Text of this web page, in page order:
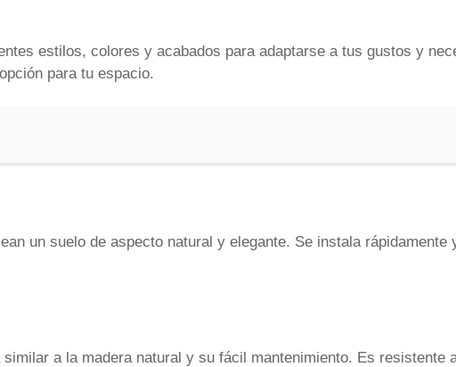
estilos, colores y acabados para adaptarse a tus gustos y
para tu espacio.
un suelo de aspecto natural y elegante. Se instala rápidamente
a la madera natural y su fácil mantenimiento. Es resistente